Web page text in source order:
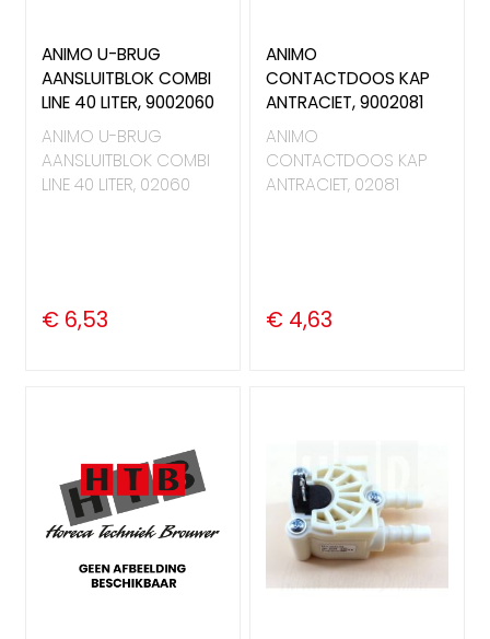
ANIMO U-BRUG
AANSLUITBLOK COMBI
LINE 40 LITER, 9002060
ANIMO U-BRUG
AANSLUITBLOK COMBI
LINE 40 LITER, 02060
€ 6,53
ANIMO
CONTACTDOOS KAP
ANTRACIET, 9002081
ANIMO
CONTACTDOOS KAP
ANTRACIET, 02081
€ 4,63